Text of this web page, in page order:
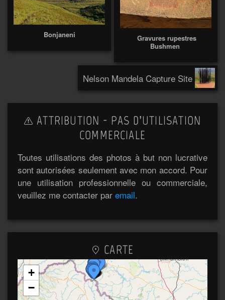
Bonjaneni
Gravures rupestres
Bushmen
Nelson Mandela Capture Site
ATTRIBUTION - PAS D’UTILISATION
COMMERCIALE
Toutes utilisations des photos à but non lucrative
sont autorisées seulement avec mon accord. Pour
une utilisation professionnelle ou commerciale,
veuillez me contacter par email.
CARTE
+
−